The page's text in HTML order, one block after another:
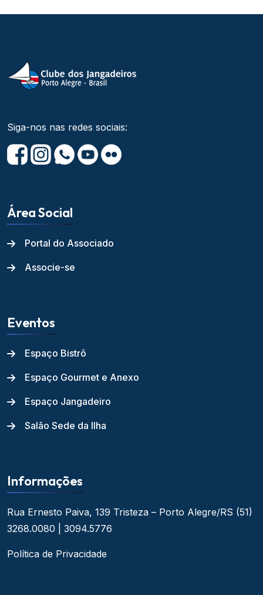
Siga-nos nas redes sociais:
Área Social
Portal do Associado
Associe-se
Eventos
Espaço Bistrô
Espaço Gourmet e Anexo
Espaço Jangadeiro
Salão Sede da Ilha
Informações
Rua Ernesto Paiva, 139 Tristeza – Porto Alegre/RS (51)
3268.0080 | 3094.5776
Política de Privacidade